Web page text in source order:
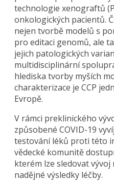
technologie xenograftů
onkologických pacientů.
nejen tvorbě modelů s
pro editaci genomů, ale
jejich patologických
multidisciplinární
hlediska tvorby myších
charakterizace je CCP
Evropě.
V rámci preklinického
způsobené COVID-19
testování léků proti této
vědecké komunitě
kterém lze sledovat vývoj
nadějné výsledky léčby.